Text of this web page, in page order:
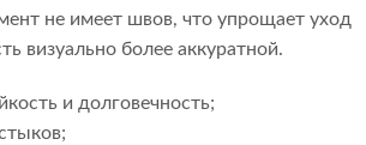
не имеет швов, что упрощает уход
визуально более аккуратной.
и долговечность;